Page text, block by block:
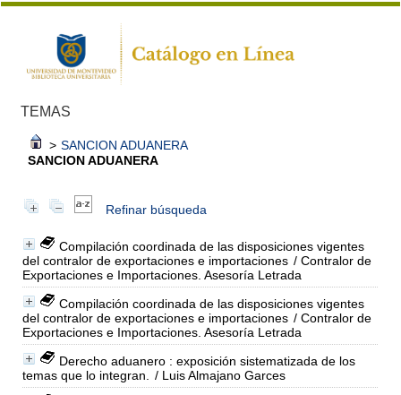
TEMAS
> SANCION ADUANERA
SANCION ADUANERA
Refinar búsqueda
Compilación coordinada de las disposiciones vigentes
del contralor de exportaciones e importaciones / Contralor de
Exportaciones e Importaciones. Asesoría Letrada
Compilación coordinada de las disposiciones vigentes
del contralor de exportaciones e importaciones / Contralor de
Exportaciones e Importaciones. Asesoría Letrada
Derecho aduanero : exposición sistematizada de los
temas que lo integran.
/ Luis Almajano Garces